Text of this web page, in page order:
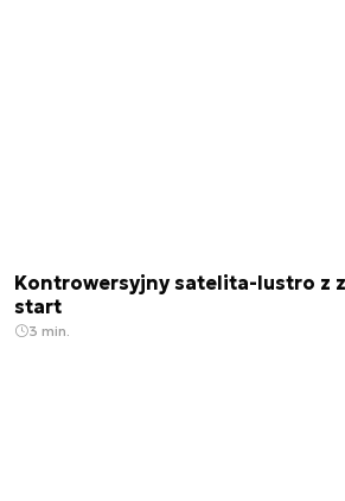
Kontrowersyjny satelita-lustro z
start
3 min.